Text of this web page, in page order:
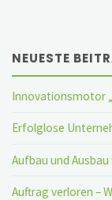
NEUESTE
Innovationsmotor
Erfolglose
Aufbau und
Auftrag verloren –